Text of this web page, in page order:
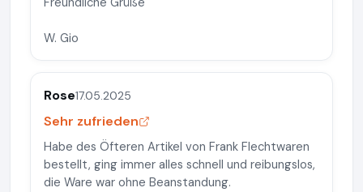
W. Gio
Rose17.05.2025
Sehr zufrieden
Habe des Öfteren Artikel von Frank Flechtwaren
bestellt, ging immer alles schnell und reibungslos,
die Ware war ohne Beanstandung.